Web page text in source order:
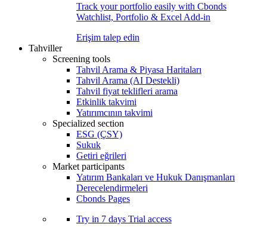
Track your portfolio easily with Cbonds
Watchlist, Portfolio & Excel Add-in
Erişim talep edin
Tahviller
Screening tools
Tahvil Arama & Piyasa Haritaları
Tahvil Arama (AI Destekli)
Tahvil fiyat teklifleri arama
Etkinlik takvimi
Yatırımcının takvimi
Specialized section
ESG (ÇSY)
Sukuk
Getiri eğrileri
Market participants
Yatırım Bankaları ve Hukuk Danışmanları
Derecelendirmeleri
Cbonds Pages
Try in 7 days Trial access